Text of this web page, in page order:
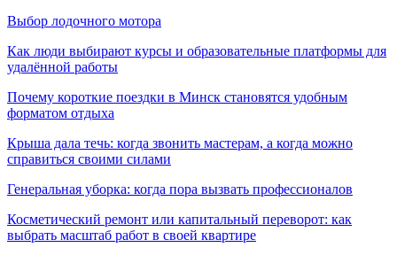
Выбор лодочного мотора
Как люди выбирают курсы и образовательные платформы для
удалённой работы
Почему короткие поездки в Минск становятся удобным
форматом отдыха
Крыша дала течь: когда звонить мастерам, а когда можно
справиться своими силами
Генеральная уборка: когда пора вызвать профессионалов
Косметический ремонт или капитальный переворот: как
выбрать масштаб работ в своей квартире